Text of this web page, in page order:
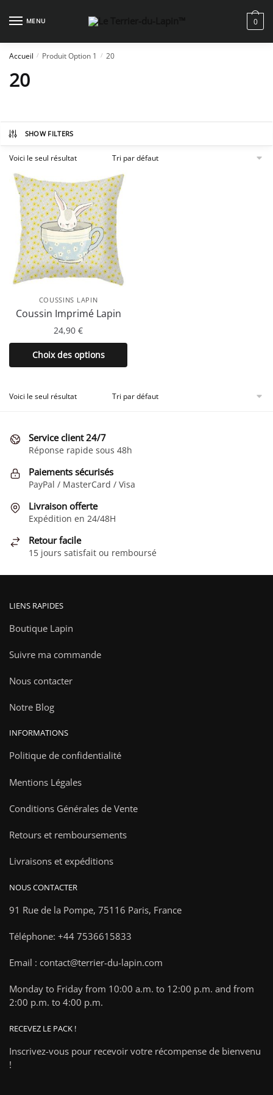
MENU 0
Accueil / Produit Option 1 / 20
20
SHOW FILTERS
Voici le seul résultat
COUSSINS LAPIN
Coussin Imprimé Lapin
24,90 €
Choix des options
Ce
produit
plusieurs
options
peuvent
être
choisies
la
du
produit
Voici le seul résultat
Service client 24/7
Réponse rapide sous 48h
Paiements sécurisés
PayPal / MasterCard / Visa
Livraison offerte
Expédition en 24/48H
Retour facile
15 jours satisfait ou remboursé
LIENS RAPIDES
Boutique Lapin
Suivre ma commande
Nous contacter
Notre Blog
INFORMATIONS
Politique de confidentialité
Mentions Légales
Conditions Générales de Vente
Retours et remboursements
Livraisons et expéditions
NOUS CONTACTER
91 Rue de la Pompe, 75116 Paris, France
Téléphone: +44 7536615833
Email : contact@terrier-du-lapin.com
Monday to Friday from 10:00 a.m. to 12:00 p.m. and from
2:00 p.m. to 4:00 p.m.
RECEVEZ LE PACK !
Inscrivez-vous pour recevoir votre récompense de bienvenu
!